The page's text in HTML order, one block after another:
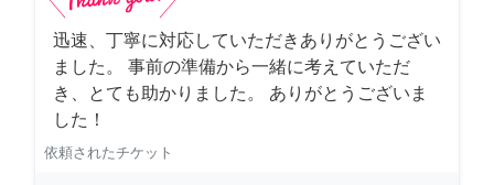
迅速、丁寧に対応していただきありがとうござい
ました。 事前の準備から一緒に考えていただ
き、とても助かりました。 ありがとうございま
した！
依頼されたチケット